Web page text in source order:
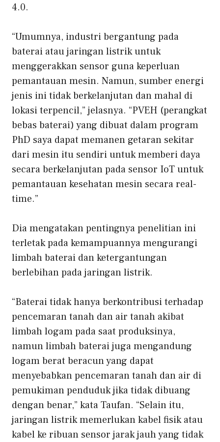
4.0.
“Umumnya, industri bergantung pada
baterai atau jaringan listrik untuk
menggerakkan sensor guna keperluan
pemantauan mesin. Namun, sumber energi
jenis ini tidak berkelanjutan dan mahal di
lokasi terpencil,” jelasnya. “PVEH (perangkat
bebas baterai) yang dibuat dalam program
PhD saya dapat memanen getaran sekitar
dari mesin itu sendiri untuk memberi daya
secara berkelanjutan pada sensor IoT untuk
pemantauan kesehatan mesin secara real-
time.”
Dia mengatakan pentingnya penelitian ini
terletak pada kemampuannya mengurangi
limbah baterai dan ketergantungan
berlebihan pada jaringan listrik.
“Baterai tidak hanya berkontribusi terhadap
pencemaran tanah dan air tanah akibat
limbah logam pada saat produksinya,
namun limbah baterai juga mengandung
logam berat beracun yang dapat
menyebabkan pencemaran tanah dan air di
pemukiman penduduk jika tidak dibuang
dengan benar,” kata Taufan. “Selain itu,
jaringan listrik memerlukan kabel fisik atau
kabel ke ribuan sensor jarak jauh yang tidak